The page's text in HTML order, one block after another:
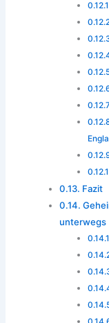
Fazit
unterwegs